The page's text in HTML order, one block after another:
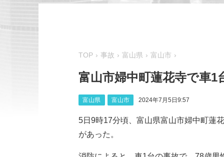
TOP 事故 富山県 富山市
富山市婦中町蓮花寺で車1
富山県 富山市 2024年7月5日9:57
5日9時17分頃、富山県富山市婦中町蓮
があった。